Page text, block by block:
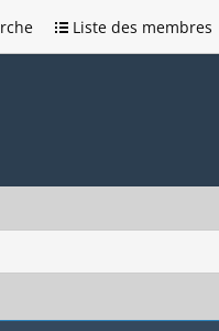
Liste des membres